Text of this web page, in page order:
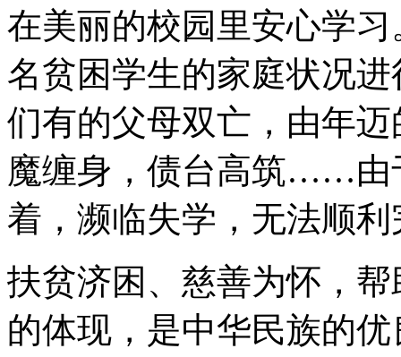
在美丽的校园里安心学
名贫困学生的家庭状况
们有的父母双亡，由年
魔缠身，债台高筑……由
着，濒临失学，无法顺
扶贫济困、慈善为怀，
的体现，是中华民族的